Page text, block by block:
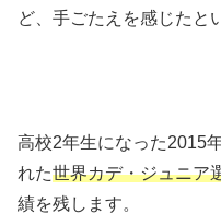
ど、手ごたえを感じたと
高校2年生になった2015
れた世界カデ・ジュニア
績を残します。